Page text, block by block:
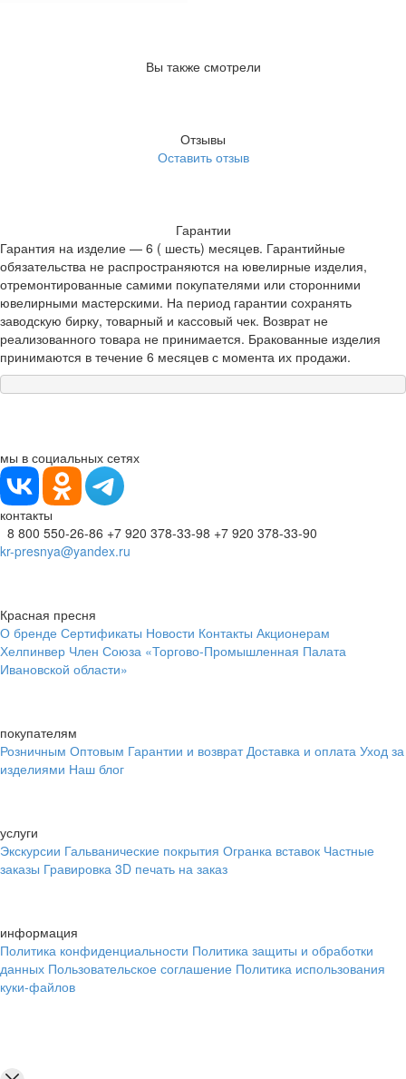
Вы также смотрели
Отзывы
Оставить отзыв
Гарантии
Гарантия на изделие — 6 ( шесть) месяцев. Гарантийные
обязательства не распространяются на ювелирные изделия,
отремонтированные самими покупателями или сторонними
ювелирными мастерскими. На период гарантии сохранять
заводскую бирку, товарный и кассовый чек. Возврат не
реализованного товара не принимается. Бракованные изделия
принимаются в течение 6 месяцев с момента их продажи.
мы в социальных сетях
контакты
8 800 550-26-86 +7 920 378-33-98 +7 920 378-33-90
kr-presnya@yandex.ru
Красная пресня
О бренде Сертификаты Новости Контакты Акционерам
Хелпинвер Член Союза «Торгово-Промышленная Палата
Ивановской области»
покупателям
Розничным Оптовым Гарантии и возврат Доставка и оплата Уход за
изделиями Наш блог
услуги
Экскурсии Гальванические покрытия Огранка вставок Частные
заказы Гравировка 3D печать на заказ
информация
Политика конфиденциальности Политика защиты и обработки
данных Пользовательское соглашение Политика использования
куки-файлов